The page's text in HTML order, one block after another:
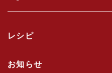
レシピ
お知らせ